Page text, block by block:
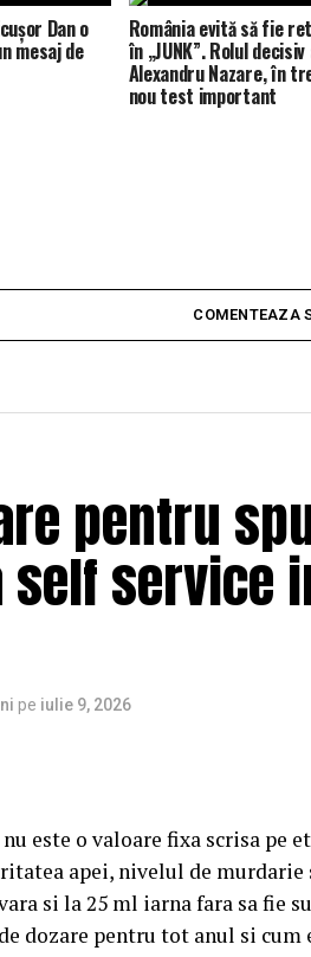
Dan o
mesaj de
România evită să fie
în „JUNK”. Rolul
Alexandru Nazare, în
nou test important
COMENTEAZA
pentru
service
pe iulie 9, 2026
este o valoare fixa scrisa pe
apei, nivelul de
si la 25 ml iarna fara sa fie
dozare pentru tot anul si